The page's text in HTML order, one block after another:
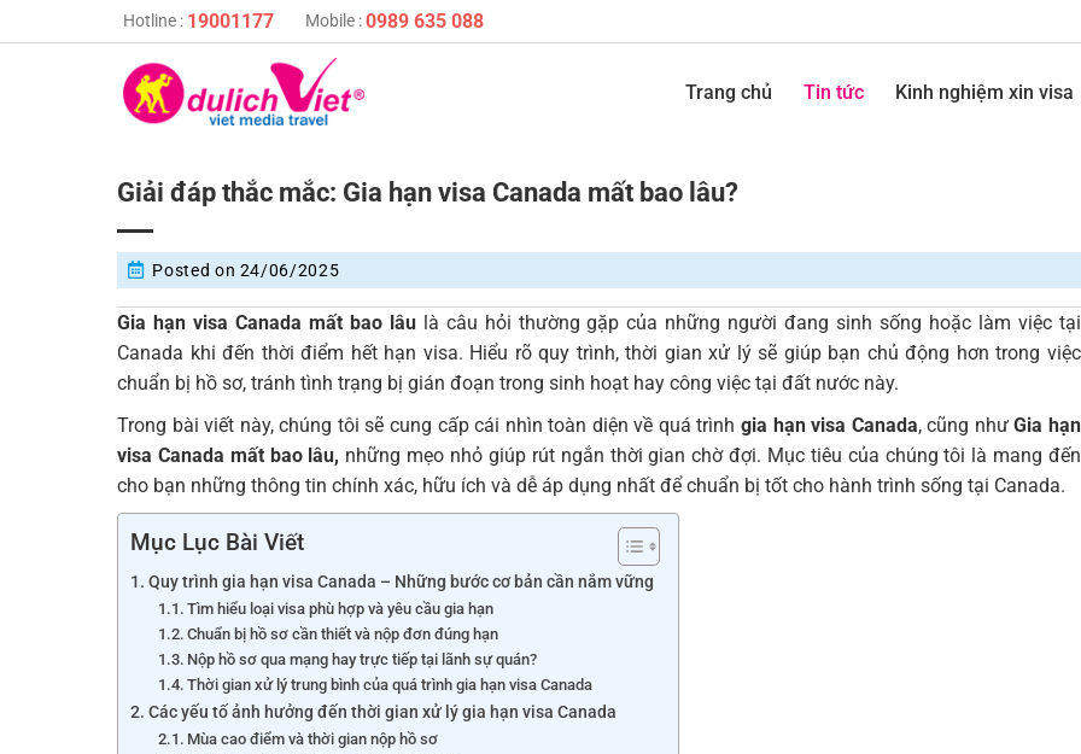
to
Hotline : 19001177 Mobile :0989 635 088
Trang chủ Tin tức Kinh nghiệm xin visa
Giải đáp thắc mắc: Gia hạn visa Canada mất bao lâu?
Posted on 24/06/2025
Gia hạn visa Canada mất bao lâulà câu hỏi thường gặp của những người đang sinh sống hoặc làm việc tại
Canada khi đến thời điểm hết hạn visa. Hiểu rõ quy trình, thời gian xử lý sẽ giúp bạn chủ động hơn trong việc
chuẩn bị hồ sơ, tránh tình trạng bị gián đoạn trong sinh hoạt hay công việc tại đất nước này.
Trong bài viết này, chúng tôi sẽ cung cấp cái nhìn toàn diện về quá trìnhgia hạn visa Canada, cũng nhưGia hạn
visa Canada mất bao lâu, những mẹo nhỏ giúp rút ngắn thời gian chờ đợi. Mục tiêu của chúng tôi là mang đến
cho bạn những thông tin chính xác, hữu ích và dễ áp dụng nhất để chuẩn bị tốt cho hành trình sống tại Canada.
Mục Lục Bài Viết
Quy trình gia hạn visa Canada – Những bước cơ bản cần nắm vững
Tìm hiểu loại visa phù hợp và yêu cầu gia hạn
Chuẩn bị hồ sơ cần thiết và nộp đơn đúng hạn
Nộp hồ sơ qua mạng hay trực tiếp tại lãnh sự quán?
Thời gian xử lý trung bình của quá trình gia hạn visa Canada
Các yếu tố ảnh hưởng đến thời gian xử lý gia hạn visa Canada
Mùa cao điểm và thời gian nộp hồ sơ